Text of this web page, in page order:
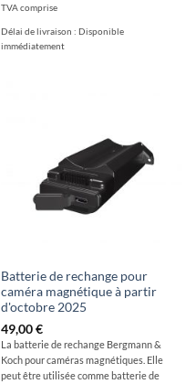
TVA comprise
Délai de livraison : Disponible
immédiatement
Batterie de rechange pour
caméra magnétique à partir
d'octobre 2025
49,00€
La batterie de rechange Bergmann &
Koch pour caméras magnétiques. Elle
peut être utilisée comme batterie de